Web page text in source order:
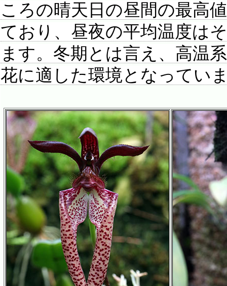
ころの晴天日の昼間の最高
ており、昼夜の平均温度は
ます。冬期とは言え、高温
花に適した環境となってい